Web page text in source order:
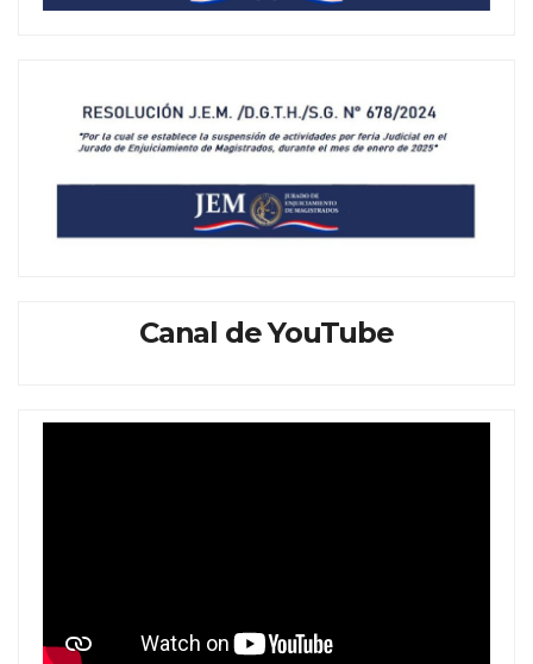
Canal de YouTube